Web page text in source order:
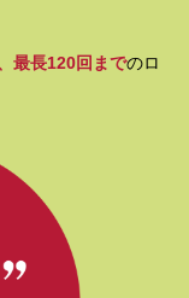
最長120回までのロ